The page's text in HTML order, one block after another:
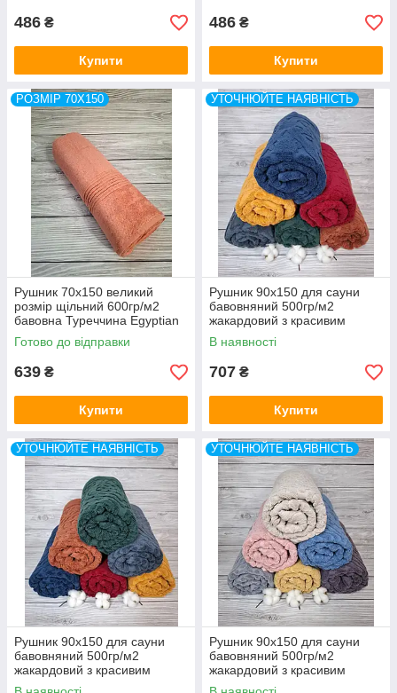
486 ₴
Купити
486 ₴
Купити
РОЗМІР 70X150
Рушник 70x150 великий
розмір щільний 600гр/м2
бавовна Туреччина Egyptian
Готово до відправки
639 ₴
Купити
УТОЧНЮЙТЕ НАЯВНІСТЬ
Рушник 90x150 для сауни
бавовняний 500гр/м2
жакардовий з красивим
орнаментом Evra Туреччина
В наявності
707 ₴
Купити
УТОЧНЮЙТЕ НАЯВНІСТЬ
Рушник 90x150 для сауни
бавовняний 500гр/м2
жакардовий з красивим
орнаментом Evra Туреччина
УТОЧНЮЙТЕ НАЯВНІСТЬ
Рушник 90x150 для сауни
бавовняний 500гр/м2
жакардовий з красивим
орнаментом Evra Туреччина